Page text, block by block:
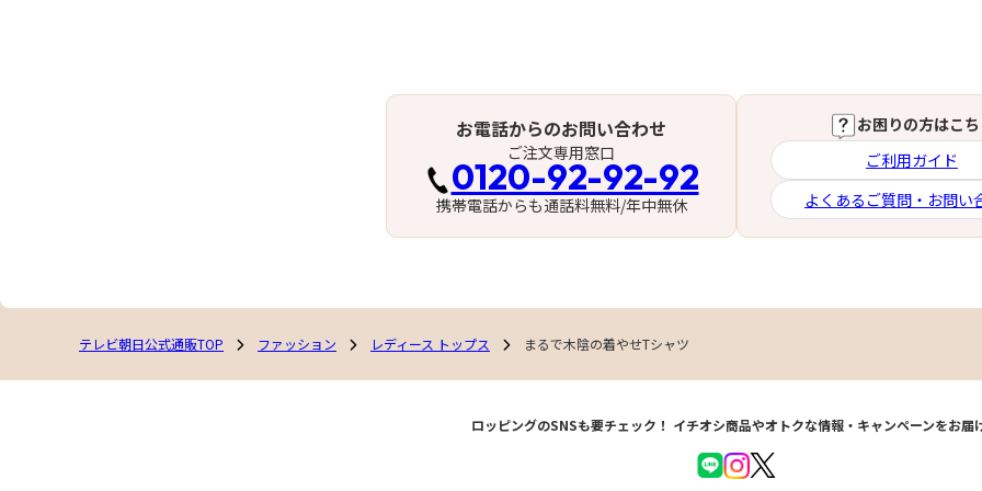
お電話からのお問い合わせ
ご注文専用窓口
0120-92-92-92
携帯電話からも通話料無料/年中無休
お困りの方はこち
ご利用ガイド
よくあるご質問・お問い
テレビ朝日公式通販TOP ファッション レディース トップス まるで木陰の着やせTシャツ
ロッピングのSNSも要チェック！ イチオシ商品やオトクな情報・キャンペーンをお届